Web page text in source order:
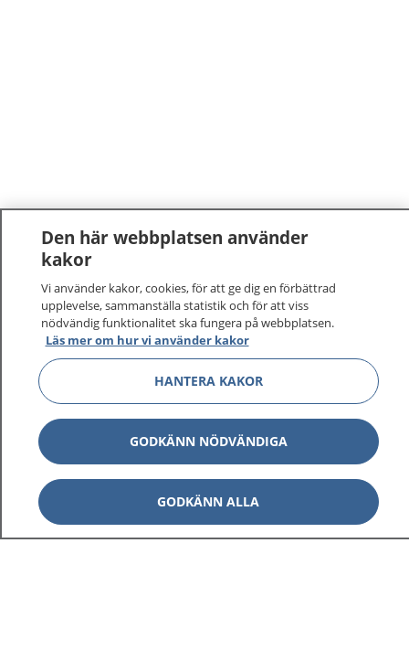
Den här webbplatsen använder
kakor
Vi använder kakor, cookies, för att ge dig en förbättrad
upplevelse, sammanställa statistik och för att viss
nödvändig funktionalitet ska fungera på webbplatsen.
Läs mer om hur vi använder kakor
HANTERA KAKOR
GODKÄNN NÖDVÄNDIGA
GODKÄNN ALLA